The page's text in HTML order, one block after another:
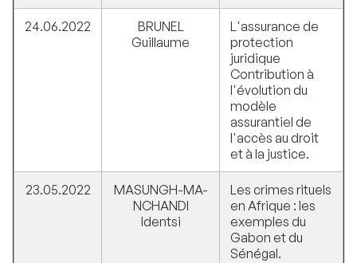
24.06.2022
BRUNEL
Guillaume
L'assurance de
protection
juridique
Contribution à
l'évolution du
modèle
assurantiel de
l'accès au droit
et à la justice.
23.05.2022
MASUNGH-MA-
NCHANDI
Identsi
Les crimes rituels
en Afrique : les
exemples du
Gabon et du
Sénégal.